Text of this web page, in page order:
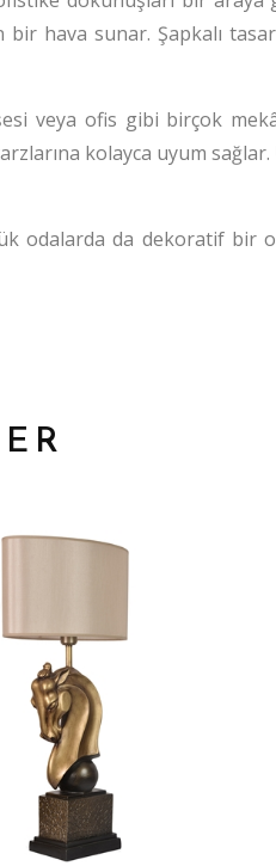
hava sunar. Şapkalı
veya ofis gibi birçok
kolayca uyum
odalarda da dekoratif bir